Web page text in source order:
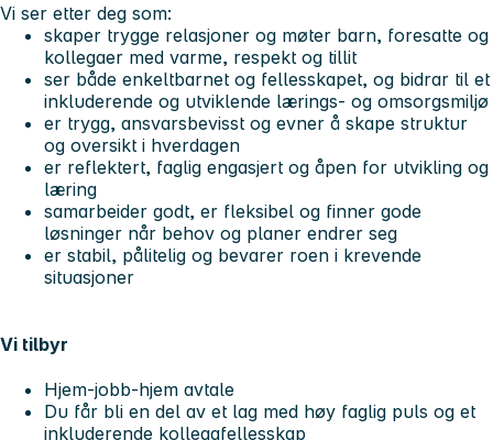
Vi ser etter deg som:
skaper trygge relasjoner og møter barn, foresatte og
kollegaer med varme, respekt og tillit
ser både enkeltbarnet og fellesskapet, og bidrar til et
inkluderende og utviklende lærings- og omsorgsmiljø
er trygg, ansvarsbevisst og evner å skape struktur
og oversikt i hverdagen
er reflektert, faglig engasjert og åpen for utvikling og
læring
samarbeider godt, er fleksibel og finner gode
løsninger når behov og planer endrer seg
er stabil, pålitelig og bevarer roen i krevende
situasjoner
Vi tilbyr
Hjem-jobb-hjem avtale
Du får bli en del av et lag med høy faglig puls og et
inkluderende kollegafellesskap